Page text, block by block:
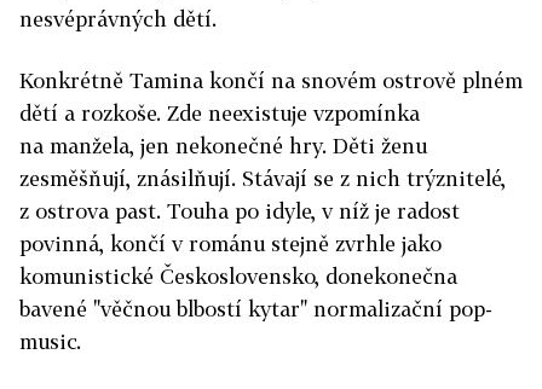
nesvéprávných dětí.
Konkrétně Tamina končí na snovém ostrově plném
dětí a rozkoše. Zde neexistuje vzpomínka
na manžela, jen nekonečné hry. Děti ženu
zesměšňují, znásilňují. Stávají se z nich trýznitelé,
z ostrova past. Touha po idyle, v níž je radost
povinná, končí v románu stejně zvrhle jako
komunistické Československo, donekonečna
bavené "věčnou blbostí kytar" normalizační pop-
music.